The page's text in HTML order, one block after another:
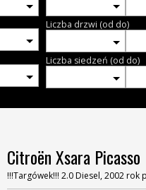
Liczba drzwi (od do)
Liczba siedzeń (od do)
Citroën Xsara Picasso
!!!Targówek!!! 2.0 Diesel, 2002 rok